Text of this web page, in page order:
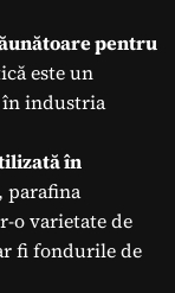
pentru
este un
industria
în
parafina
o varietate de
fi fondurile de